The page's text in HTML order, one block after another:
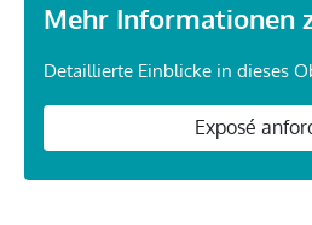
Mehr Informationen
Detaillierte Einblicke in dieses
Exposé